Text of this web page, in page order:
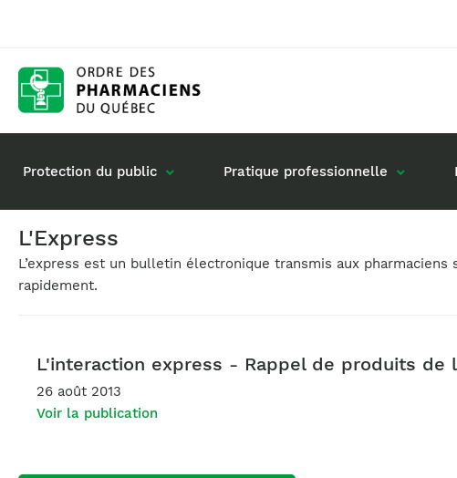
Protection du public
Rôle du pharmacien
Pratique professionnelle
Gestion de mon dossier
Commande de matériel
L'Express
L’express est un bulletin électronique transmis aux
rapidement.
L'interaction express - Rappel de produits de
26 août 2013
Voir la publication